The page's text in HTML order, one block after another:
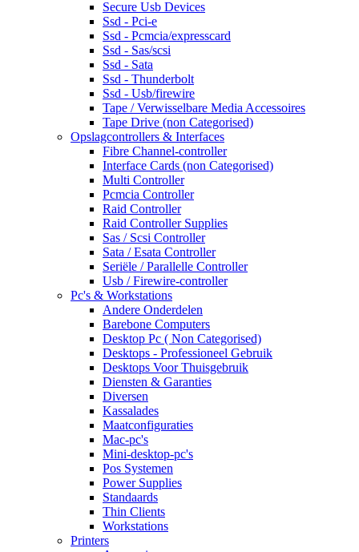
Secure Usb Devices
Ssd - Pci-e
Ssd - Pcmcia/expresscard
Ssd - Sas/scsi
Ssd - Sata
Ssd - Thunderbolt
Ssd - Usb/firewire
Tape / Verwisselbare Media Accessoires
Tape Drive (non Categorised)
Opslagcontrollers & Interfaces
Fibre Channel-controller
Interface Cards (non Categorised)
Multi Controller
Pcmcia Controller
Raid Controller
Raid Controller Supplies
Sas / Scsi Controller
Sata / Esata Controller
Seriële / Parallelle Controller
Usb / Firewire-controller
Pc's & Workstations
Andere Onderdelen
Barebone Computers
Desktop Pc ( Non Categorised)
Desktops - Professioneel Gebruik
Desktops Voor Thuisgebruik
Diensten & Garanties
Diversen
Kassalades
Maatconfiguraties
Mac-pc's
Mini-desktop-pc's
Pos Systemen
Power Supplies
Standaards
Thin Clients
Workstations
Printers